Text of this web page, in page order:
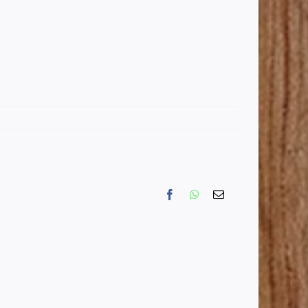
FacebookWhatsApp
Email